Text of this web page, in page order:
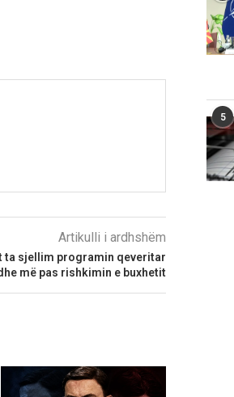
Artikulli i ardhshëm
ta sjellim programin qeveritar
më pas rishkimin e buxhetit
5